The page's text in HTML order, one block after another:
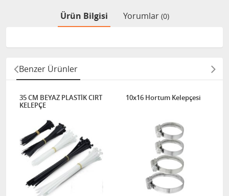
Ürün Bilgisi Yorumlar (0)
Benzer Ürünler
35 CM BEYAZ PLASTİK CIRT
KELEPÇE
10x16 Hortum Kelepçesi